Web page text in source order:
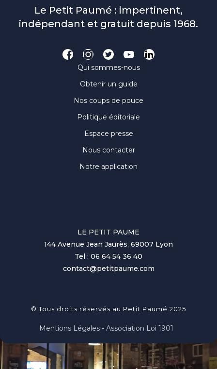
Le Petit Paumé : impertinent,
indépendant et gratuit depuis 1968.
Qui sommes-nous
Obtenir un guide
Nos coups de pouce
Politique éditoriale
Espace presse
Nous contacter
Notre application
LE PETIT PAUME
144 Avenue Jean Jaurès, 69007 Lyon
Tel : 06 64 54 36 40
contact@petitpaume.com
© Tous droits réservés au Petit Paumé 2025
Mentions Légales - Association Loi 1901